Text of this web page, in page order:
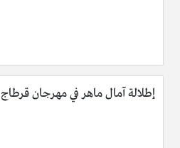
إطلالة آمال ماهر في مهرجان قرطاج